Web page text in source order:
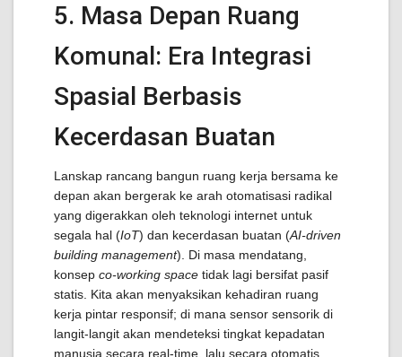
5. Masa Depan Ruang
Komunal: Era Integrasi
Spasial Berbasis
Kecerdasan Buatan
Lanskap rancang bangun ruang kerja bersama ke
depan akan bergerak ke arah otomatisasi radikal
yang digerakkan oleh teknologi internet untuk
segala hal (IoT) dan kecerdasan buatan (AI-driven
building management). Di masa mendatang,
konsep co-working space tidak lagi bersifat pasif
statis. Kita akan menyaksikan kehadiran ruang
kerja pintar responsif; di mana sensor sensorik di
langit-langit akan mendeteksi tingkat kepadatan
manusia secara real-time, lalu secara otomatis